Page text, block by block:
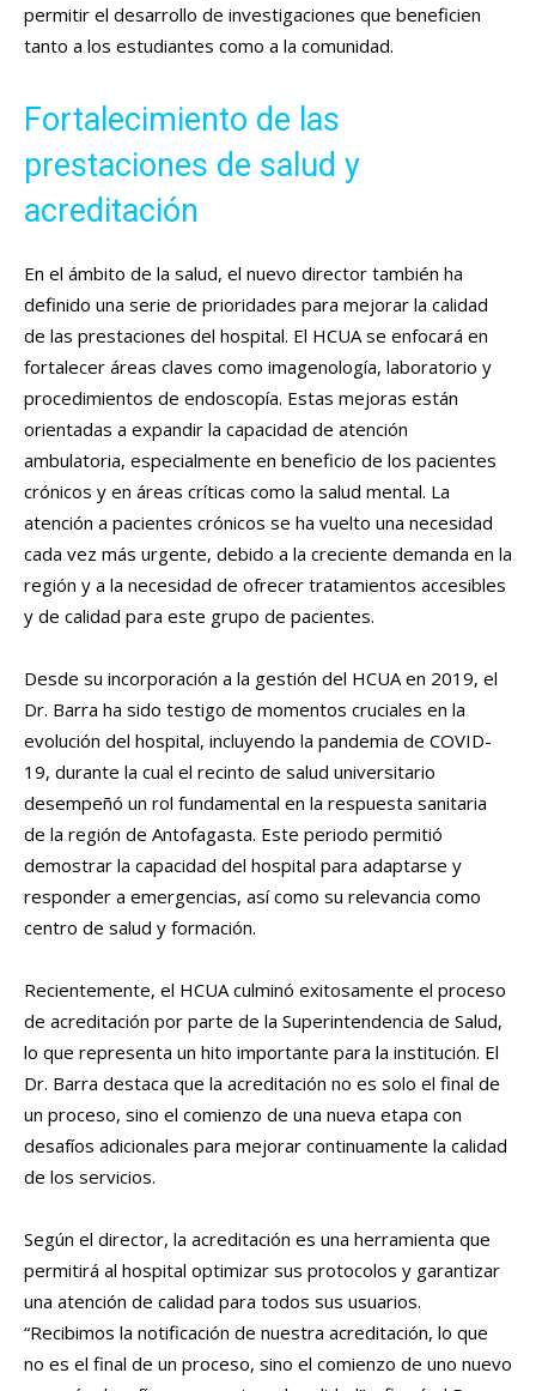
permitir el desarrollo de investigaciones que beneficien
tanto a los estudiantes como a la comunidad.
Fortalecimiento de las
prestaciones de salud y
acreditación
En el ámbito de la salud, el nuevo director también ha
definido una serie de prioridades para mejorar la calidad
de las prestaciones del hospital. El HCUA se enfocará en
fortalecer áreas claves como imagenología, laboratorio y
procedimientos de endoscopía. Estas mejoras están
orientadas a expandir la capacidad de atención
ambulatoria, especialmente en beneficio de los pacientes
crónicos y en áreas críticas como la salud mental. La
atención a pacientes crónicos se ha vuelto una necesidad
cada vez más urgente, debido a la creciente demanda en la
región y a la necesidad de ofrecer tratamientos accesibles
y de calidad para este grupo de pacientes.
Desde su incorporación a la gestión del HCUA en 2019, el
Dr. Barra ha sido testigo de momentos cruciales en la
evolución del hospital, incluyendo la pandemia de COVID-
19, durante la cual el recinto de salud universitario
desempeñó un rol fundamental en la respuesta sanitaria
de la región de Antofagasta. Este periodo permitió
demostrar la capacidad del hospital para adaptarse y
responder a emergencias, así como su relevancia como
centro de salud y formación.
Recientemente, el HCUA culminó exitosamente el proceso
de acreditación por parte de la Superintendencia de Salud,
lo que representa un hito importante para la institución. El
Dr. Barra destaca que la acreditación no es solo el final de
un proceso, sino el comienzo de una nueva etapa con
desafíos adicionales para mejorar continuamente la calidad
de los servicios.
Según el director, la acreditación es una herramienta que
permitirá al hospital optimizar sus protocolos y garantizar
una atención de calidad para todos sus usuarios.
“Recibimos la notificación de nuestra acreditación, lo que
no es el final de un proceso, sino el comienzo de uno nuevo